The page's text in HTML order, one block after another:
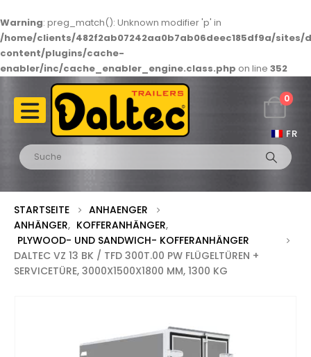
Warning: preg_match(): Unknown modifier 'p' in
/home/clients/482f2ab07242aa0b7ab06deec185df9a/
content/plugins/cache-
enabler/inc/cache_enabler_engine.class.php on line 352
FR
0
STARTSEITE
ANHAENGER
ANHÄNGER, KOFFERANHÄNGER,
PLYWOOD- UND SANDWICH- KOFFERANHÄNGER
DALTEC VZ 13 BK / TFD 300T.00 PW FLÜGELTÜREN +
SERVICETÜRE, 3000X1500X1800 MM, 1300 KG